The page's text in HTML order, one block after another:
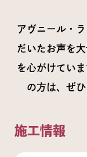
アヴニール・
だいたお声を
を心がけてい
の方は、ぜ
施工情報